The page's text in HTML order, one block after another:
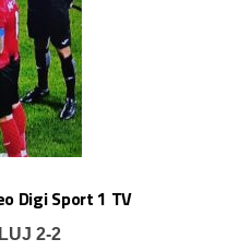
Digi Sport 1 TV
2-2